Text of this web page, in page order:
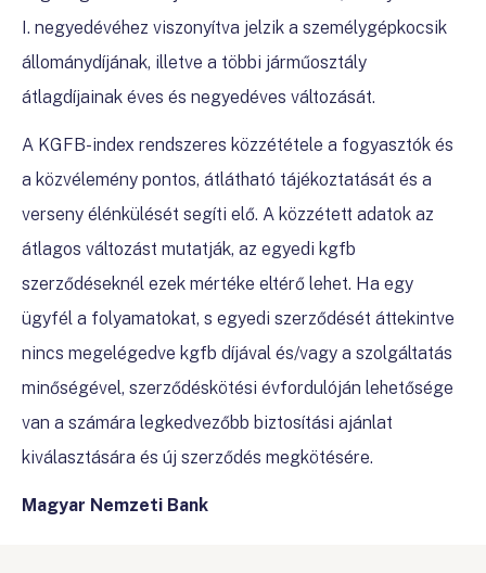
I. negyedévéhez viszonyítva jelzik a személygépkocsik
állománydíjának, illetve a többi járműosztály
átlagdíjainak éves és negyedéves változását.
A KGFB-index rendszeres közzététele a fogyasztók és
a közvélemény pontos, átlátható tájékoztatását és a
verseny élénkülését segíti elő. A közzétett adatok az
átlagos változást mutatják, az egyedi kgfb
szerződéseknél ezek mértéke eltérő lehet. Ha egy
ügyfél a folyamatokat, s egyedi szerződését áttekintve
nincs megelégedve kgfb díjával és/vagy a szolgáltatás
minőségével, szerződéskötési évfordulóján lehetősége
van a számára legkedvezőbb biztosítási ajánlat
kiválasztására és új szerződés megkötésére.
Magyar Nemzeti Bank